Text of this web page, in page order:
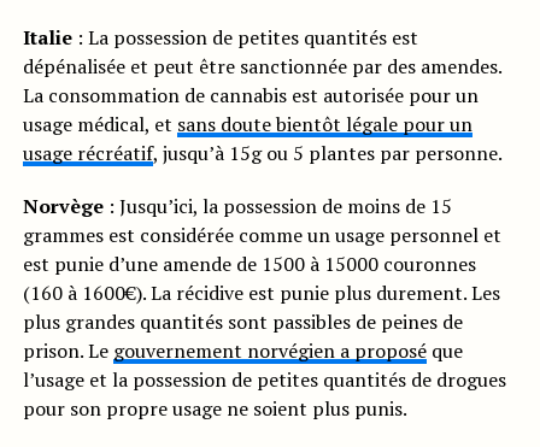
Italie: La possession de petites quantités est
dépénalisée et peut être sanctionnée par des amendes.
La consommation de cannabis est autorisée pour un
usage médical, et sans doute bientôt légale pour un
usage récréatif, jusqu’à 15g ou 5 plantes par personne.
Norvège: Jusqu’ici, la possession de moins de 15
grammes est considérée comme un usage personnel et
est punie d’une amende de 1500 à 15000 couronnes
(160 à 1600€). La récidive est punie plus durement. Les
plus grandes quantités sont passibles de peines de
prison. Le gouvernement norvégien a proposéque
l’usage et la possession de petites quantités de drogues
pour son propre usage ne soient plus punis.